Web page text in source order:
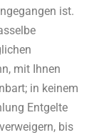
ist.
mit Ihnen
in keinem
Entgelte
bis